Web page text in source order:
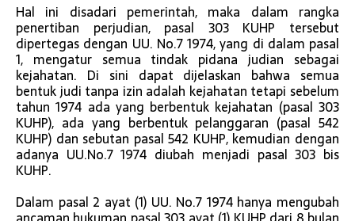
Hal ini disadari pemerintah, maka dalam rangka
penertiban perjudian, pasal 303 KUHP tersebut
dipertegas dengan UU. No.7 1974, yang di dalam pasal
1, mengatur semua tindak pidana judian sebagai
kejahatan. Di sini dapat dijelaskan bahwa semua
bentuk judi tanpa izin adalah kejahatan tetapi sebelum
tahun 1974 ada yang berbentuk kejahatan (pasal 303
KUHP), ada yang berbentuk pelanggaran (pasal 542
KUHP) dan sebutan pasal 542 KUHP, kemudian dengan
adanya UU.No.7 1974 diubah menjadi pasal 303 bis
KUHP.
Dalam pasal 2 ayat (1) UU. No.7 1974 hanya mengubah